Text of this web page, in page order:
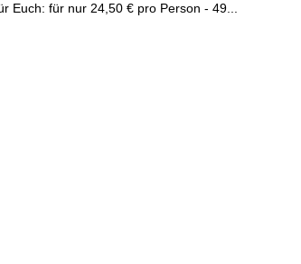
Euch: für nur 24,50 € pro Person - 49...